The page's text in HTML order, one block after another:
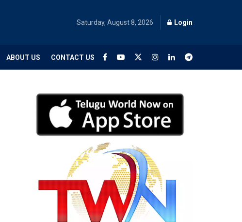
Saturday, August 8, 2026 Login
ABOUT US CONTACT US